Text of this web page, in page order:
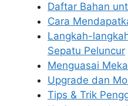
Daftar Bahan
Cara
Langkah-
Sepatu Peluncur
Menguasai
Upgrade dan
Tips & Trik